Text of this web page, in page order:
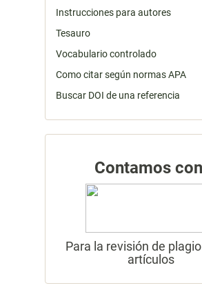
Instrucciones para autores
Tesauro
Vocabulario controlado
Como citar según normas APA
Buscar DOI de una referencia
Contamos
Para la revisión de
artículos